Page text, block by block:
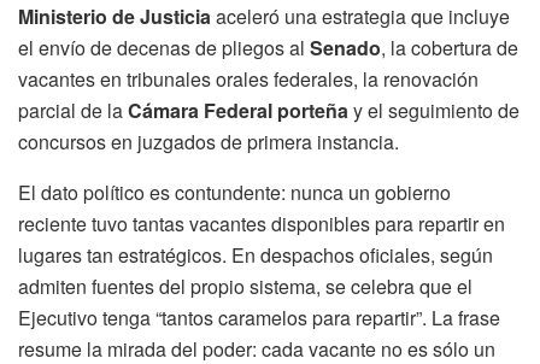
Ministerio de Justiciaaceleró una estrategia que incluye
el envío de decenas de pliegos al Senado, la cobertura de
vacantes en tribunales orales federales, la renovación
parcial de laCámara Federal porteñay el seguimiento de
concursos en juzgados de primera instancia.
El dato político es contundente: nunca un gobierno
reciente tuvo tantas vacantes disponibles para repartir en
lugares tan estratégicos. En despachos oficiales, según
admiten fuentes del propio sistema, se celebra que el
Ejecutivo tenga “tantos caramelos para repartir”. La frase
resume la mirada del poder: cada vacante no es sólo un